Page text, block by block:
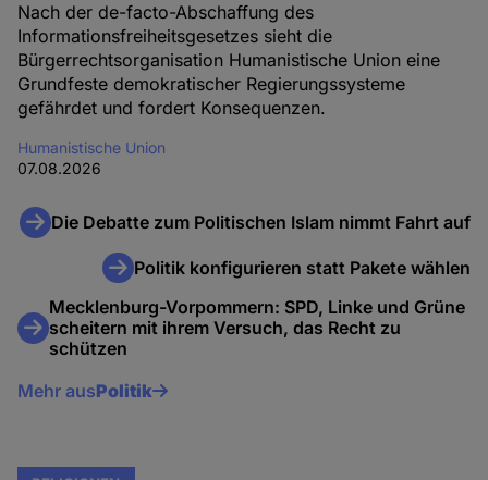
Nach der de-facto-Abschaffung des
Informationsfreiheitsgesetzes sieht die
Bürgerrechtsorganisation Humanistische Union eine
Grundfeste demokratischer Regierungssysteme
gefährdet und fordert Konsequenzen.
Humanistische Union
07.08.2026
Die Debatte zum Politischen Islam nimmt Fahrt auf
Politik konfigurieren statt Pakete wählen
Mecklenburg-Vorpommern: SPD, Linke und Grüne
scheitern mit ihrem Versuch, das Recht zu
schützen
Mehr ausPolitik